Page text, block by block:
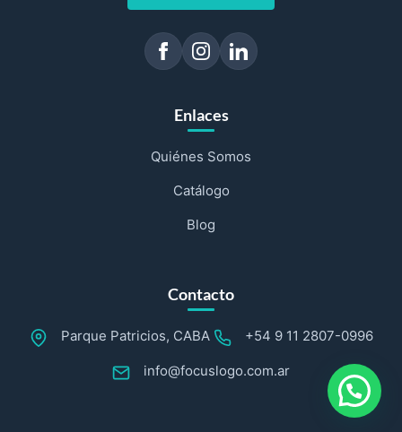
Enlaces
Quiénes Somos
Catálogo
Blog
Contacto
Parque Patricios, CABA +54 9 11 2807-0996
info@focuslogo.com.ar